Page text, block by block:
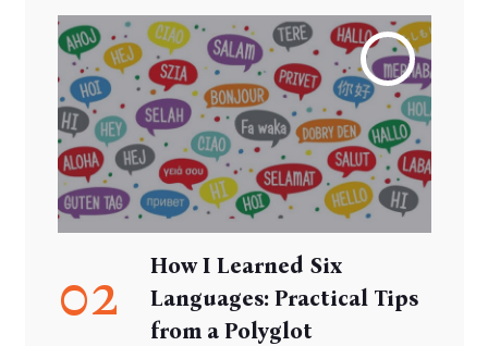
02
How I Learned Six
Languages: Practical Tips
from a Polyglot